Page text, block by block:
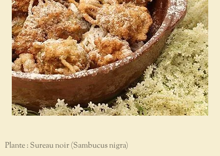
Plante : Sureau noir (Sambucus nigra)